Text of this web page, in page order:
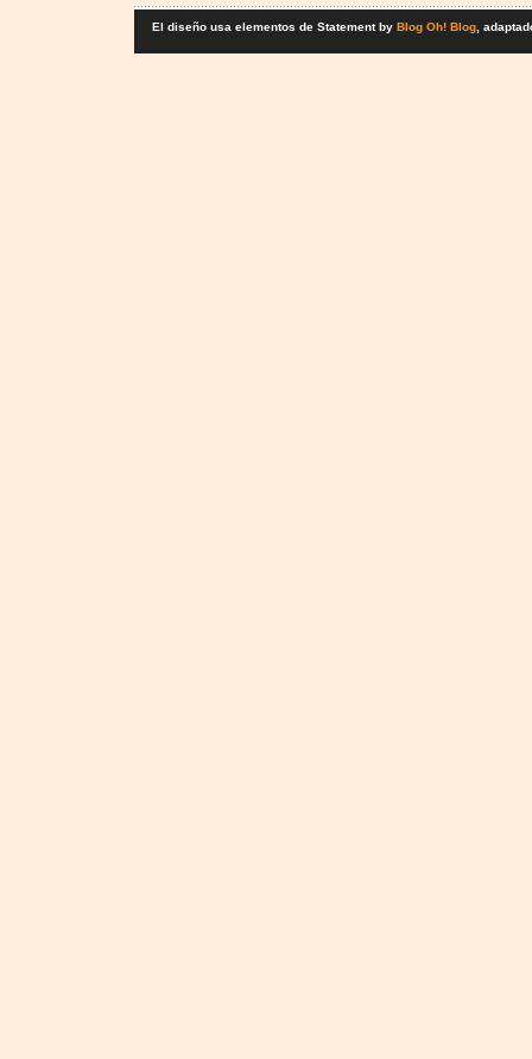
El diseño usa elementos de Statement by Blog Oh! Blog,